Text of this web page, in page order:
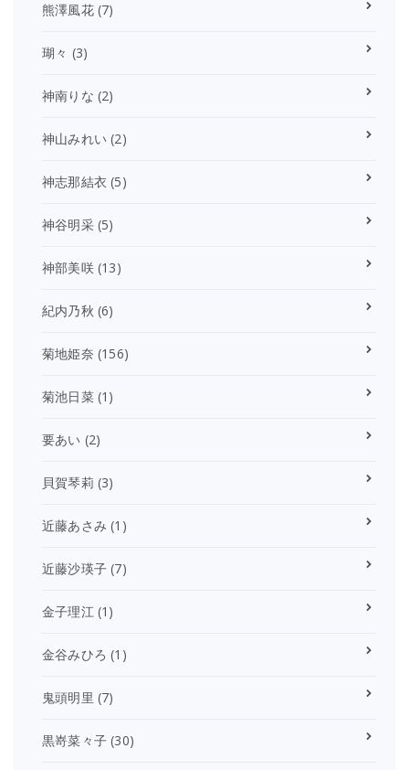
熊澤風花(7)
瑚々 (3)
神南りな (2)
神山みれい (2)
神志那結衣 (5)
神谷明采(5)
神部美咲(13)
紀内乃秋 (6)
菊地姫奈 (156)
菊池日菜(1)
要あい (2)
貝賀琴莉 (3)
近藤あさみ (1)
近藤沙瑛子 (7)
金子理江(1)
金谷みひろ (1)
鬼頭明里 (7)
黒嵜菜々子 (30)